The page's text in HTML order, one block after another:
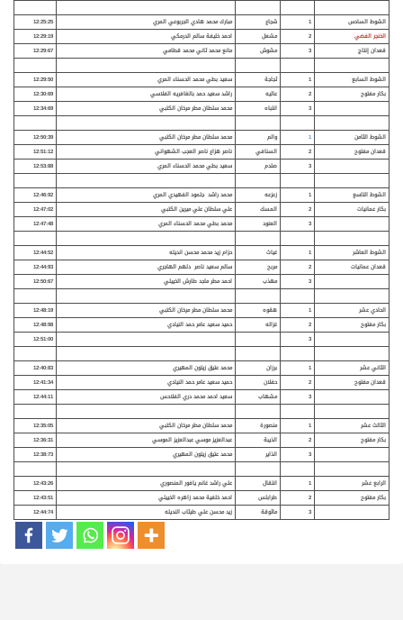
الشوط السادس 1 شجاع مبارك محمد هادي الجربوعي المري
12:25:25
الخنجر الفضي
2 مشعل احمد خليفة سالم الدرمكي
12:29:19
قعدان إنتاج
3 مشوش مانع محمد ثاني محمد قطامي 12:29:67
الشوط السابع 1 ثجاجة سعيد بطي محمد الحسناء المري
12:29:50
بكار مفتوح
2 عاليه راشد سعيد حمد بالغافريه الفلاسي
12:30:69
3
انتباه محمد سلطان مطر مرخان الكتبي 12:34:69
الشوط الثامن 1 والم محمد سلطان مطر مرخان الكتبي
12:50:39
قعدان مفتوح
2 السنافي ناصر هزاع ناصر العجب الشهواني
12:51:12
3
صلدم سعيد بطي محمد الحسناء المري 12:53:88
الشوط التاسع 1 زعزعه محمد راشد جلمود الفهيدي المري
12:46:92
بكار عمانيات
2 المسك علي سلطان علي ميرين الكتبي
12:47:02
3
العنود محمد بطي محمد الحسناء المري 12:47:48
الشوط العاشر 1 غياث حزام زيد محمد محسن انديله
12:44:52
قعدان عمانيات
2 مربح سالم سعيد ناصر دلهم الهاجري
12:44:93
3
مهذب احمد مطر ماجد طارش الخييلي 12:50:67
الحادي عشر 1 هقوه محمد سلطان مطر مرخان الكتبي
12:48:19
بكار مفتوح
2 غزاله حميد سعيد عامر حمد النيادي
12:48:98
3
12:51:00
الثاني عشر 1 برزان محمد عتيق زيتون المهيري
12:40:83
قعدان مفتوح
2 حفلان حميد سعيد عامر حمد النيادي
12:41:34
3
مشهاب سعيد احمد محمد دري الفلاحس 12:44:11
الثالث عشر 1 منصورة محمد سلطان مطر مرخان الكتبي
12:35:05
بكار مفتوح
2 الذيبة عبدالعزيز موسي عبدالعزيز الموسي
12:36:31
3
الذاير محمد عتيق زيتون المهيري 12:38:73
الرابع عشر 1 انتقال علي راشد غانم يافور المنصوري
12:43:26
بكار مفتوح
2 طرابلس احمد خلفية محمد زاهره الخييلي
12:43:51
3
ماثوقة زيد محسن علي طيثاب النديله 12:44:74